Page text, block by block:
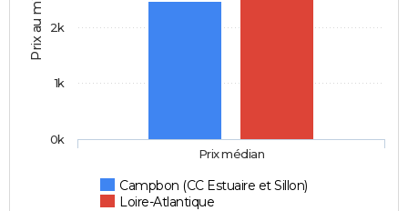
Prix au m2
Campbon (CC Estuaire et Sillon)
Loire-Atlantique
Prix médian
0k
1k
2k